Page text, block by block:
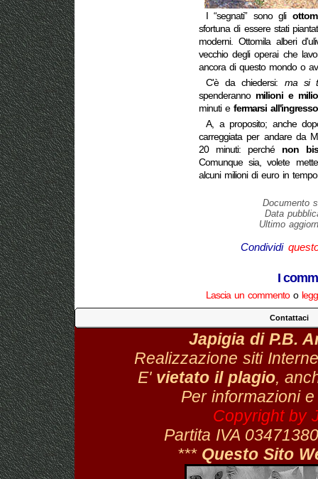
I “segnati” sono gli
sfortuna di essere stati
moderni. Ottomila alberi
vecchio degli operai che
ancora di questo mondo o
C'è da chiedersi: ma si
spenderanno milioni e
minuti e fermarsi
A, a proposito; anche
carreggiata per andare da
20 minuti: perché non
Comunque sia, volete
alcuni milioni di euro in
Documento
Data
Ultimo
Condividi
I
Lascia un commentoo
Contattaci
Japigia di P.B.
Realizzazione siti
E' vietato il plagio,
Per informazioni
Copyright by
Partita IVA
*** Questo Sito